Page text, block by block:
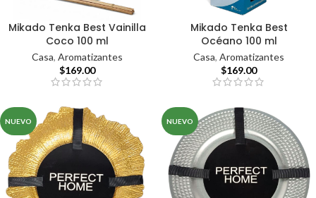
Mikado Tenka Best Vainilla
Coco 100 ml
Casa, Aromatizantes
$169.00
Mikado Tenka Best
Océano 100 ml
Casa, Aromatizantes
$169.00
NUEVO NUEVO